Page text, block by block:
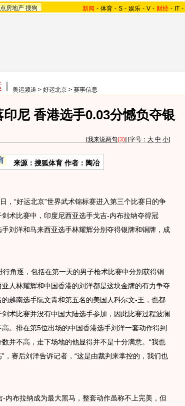
房地产 搜狗 新闻 - 体育 - S - 娱乐 - V - 财经 - IT -
奥运频道 > 好运北京 > 赛事信息
尼 香港选手0.03分憾负夺银
[我来说两句(3)] [字号： 大 中 小]
来源：搜狐体育 作者：陶冶
“好运北京”世界武术锦标赛进入第三个比赛日的争
术比赛中，印度尼西亚选手戈吉-内布拉纳夺得冠
刘洋和马来西亚选手林耀辉分别夺得银牌和铜牌，成
逐，包括在第一天的男子枪术比赛中分别获得铜
人林耀辉和中国香港的刘洋都是这块金牌的有力争夺
越南选手阮文青和第五名的美国人科尔文-王，也都
术比赛并没有中国大陆选手参加，因此比赛过程波澜
。排在第5位出场的中国香港选手刘洋一套动作得到
并不高，走下场地的他显得并不是十分满意。“我也
，赛后刘洋告诉记者，“这是由裁判来掌控的，我们也
布拉纳成为最大黑马，整套动作虽称不上完美，但